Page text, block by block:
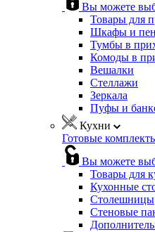
Вы можете
Товары для
Шкафы и
Тумбы в
Комоды в
Вешалки
Стеллажи
Зеркала
Пуфы и
Кухни
Готовые
Вы можете
Товары для
Кухонные
Столешницы
Стеновые